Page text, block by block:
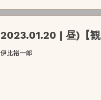
2023.01.20 | 昼)【
伊比裕一郎